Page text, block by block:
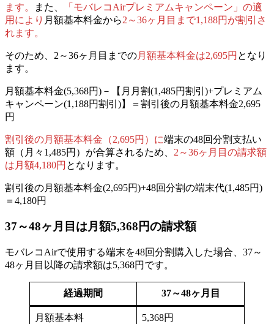
ます。
また、
「モバレコAirプレミアムキャンペーン」の適
用により 月額基本料金から2～36ヶ月目まで1,188円が割引さ
れます。
そのため、 2～36ヶ月目までの月額基本料金は2,695円 となり
ます。
月額基本料金(5,368円)－【 月月割(1,485円割引)+プレミアム
キャンペーン(1,188円割引)】＝割引後の月額基本料金2,695
円
割引後の月額基本料金（2,695円）に端末の48回分割支払い
額（月々1,485円）が合算されるため、 2～36ヶ月目の請求額
は月額4,180円 となります。
割引後の月額基本料金(2,695円)+48回分割の端末代(1,485円)
＝4,180円
37～48ヶ月目 は月額5,368円の請求額
モバレコAirで使用する端末を48回分割購入した場合、 37～
48ヶ月目以降の請求額は5,368円 です。
経過期間 37～48ヶ月目
月額基本料 5,368円